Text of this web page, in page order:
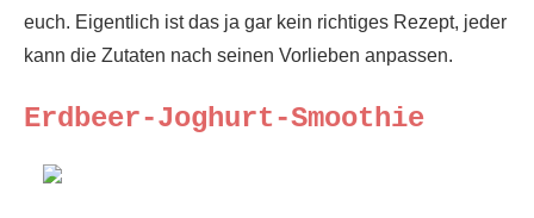
euch. Eigentlich ist das ja gar kein richtiges Rezept, jeder
kann die Zutaten nach seinen Vorlieben anpassen.
Erdbeer-Joghurt-Smoothie